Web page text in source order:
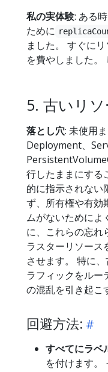
私の実体験: ある
ために
ました。 すぐに
を費やしました。
5. 古いリ
落とし穴: 未使用
Deployment、
行したままにす
的に指示されない
ず、所有権や有効
ムがないためによ
に、これらの忘れ
ラスターリソース
させます。 特に
ラフィックをルー
の混乱を引き起こ
回避方法:
すべてにラベ
を付けます。